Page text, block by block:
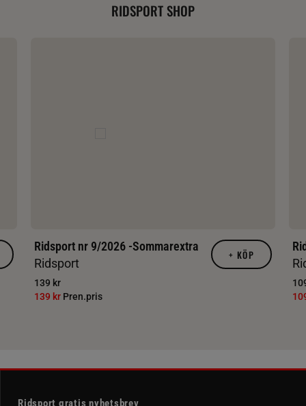
RIDSPORT SHOP
Ridsport nr 9/2026 -Sommarextra
Ridsport
139 kr
139 kr Pren.pris
+ KÖP
Ridsport gratis nyhetsbrev